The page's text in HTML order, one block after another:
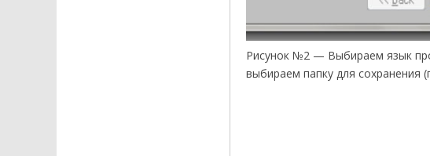
Рисунок №2 — Выбираем язык
выбираем папку для сохранения